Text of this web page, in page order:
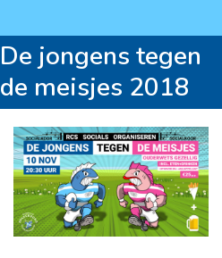
De jongens tegen
de meisjes 2018